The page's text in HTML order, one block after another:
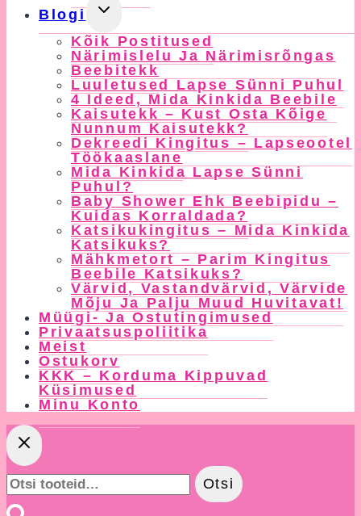
Blogi
Toggle
Child
Menu
Kõik Postitused
Närimislelu Ja Närimisrõngas
Beebitekk
Luuletused Lapse Sünni Puhul
4 Ideed, Mida Kinkida Beebile
Kaisutekk – Kust Osta Kõige
Nunnum Kaisutekk?
Dekreedi Kingitus – Lapseootel
Töökaaslane
Mida Kinkida Lapse Sünni
Puhul?
Baby Shower Ehk Beebipidu –
Kuidas Korraldada?
Katsikukingitus – Mida Kinkida
Katsikuks?
Mähkmetort – Parim Kingitus
Beebile Katsikuks?
Värvid, Vastandvärvid, Värvide
Mõju Ja Palju Muud Huvitavat!
Müügi- Ja Ostutingimused
Privaatsuspoliitika
Meist
Ostukorv
KKK – Korduma Kippuvad
Küsimused
Minu Konto
Otsi:
Otsi